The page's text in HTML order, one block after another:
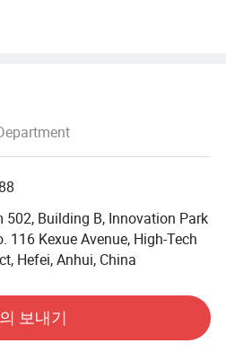
아, 말레이시아, 필리핀 한국 및
전시키고 화학비료의 주요 공급
있습니다. 우리는 여러 유명한
해서 관계를 맺고 있었습니다.
화암모늄, 중탄산암모늄, 염산염
위해 에어 프로덕츠의 자체 공
의 수율을 가진 아모늄 황산 과
임감이 높고, 사회적 복지 및 자
약자 집단과 어려움에 자주 도
취약하고 고통받는 단체를 돕
502, Building B, Innovation Park
116 Kexue Avenue, High-Tech
Hefei, Anhui, China
보내기